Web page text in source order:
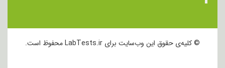
© کلیه‌ی حقوق این وب‌سایت برای LabTests.ir محفوظ است.